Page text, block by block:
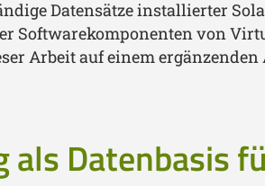
Datensätze installierter
Softwarekomponenten von
Arbeit auf einem
Datenbasis